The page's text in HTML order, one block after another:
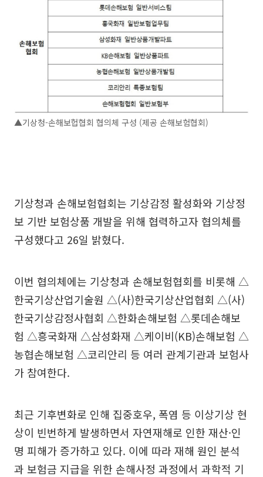
▲기상청-손해보헙협회 협의체 구성 (제공 손해보험협회)
기상청과 손해보험협회는 기상감정 활성화와 기상정
보 기반 보험상품 개발을 위해 협력하고자 협의체를
구성했다고 26일 밝혔다.
이번 협의체에는 기상청과 손해보험협회를 비롯해 △
한국기상산업기술원 △(사)한국기상산업협회 △(사)
한국기상감정사협회 △한화손해보험 △롯데손해보
험 △흥국화재 △삼성화재 △케이비(KB)손해보험 △
농협손해보험 △코리안리 등 여러 관계기관과 보험사
가 참여한다.
최근 기후변화로 인해 집중호우, 폭염 등 이상기상 현
상이 빈번하게 발생하면서 자연재해로 인한 재산·인
명 피해가 증가하고 있다. 이에 따라 재해 원인 분석
과 보험금 지급을 위한 손해사정 과정에서 과학적 기